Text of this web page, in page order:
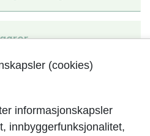
(cookies)
informasjonskapsler
innbyggerfunksjonalitet,